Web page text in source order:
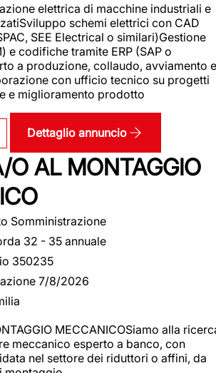
elettrica di macchine industriali e
schemi elettrici con CAD
SEE Electrical o similari)Gestione
e codifiche tramite ERP (SAP o
a produzione, collaudo, avviamento e
con ufficio tecnico su progetti
e miglioramento prodotto
Dettaglio annuncio
O AL MONTAGGIO
Somministrazione
32 - 35 annuale
350235
7/8/2026
MECCANICOSiamo alla
meccanico esperto a banco, con
nel settore dei riduttori o affini, da